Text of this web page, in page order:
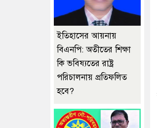
ইতিহাসের আয়নায়
বিএনপি: অতীতের শিক্ষা
কি ভবিষ্যতের রাষ্ট্র
পরিচালনায় প্রতিফলিত
হবে?